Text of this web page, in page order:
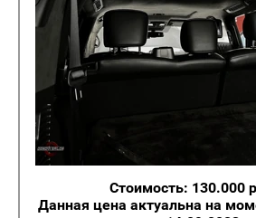
Стоимость: 130.000
Данная цена актуальна на